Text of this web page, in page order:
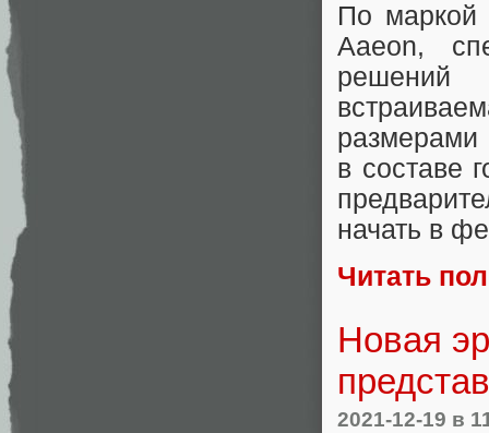
По маркой
Aaeon,
решений
размерами
в составе
начать в
Читать
Новая
2021-12-19 в